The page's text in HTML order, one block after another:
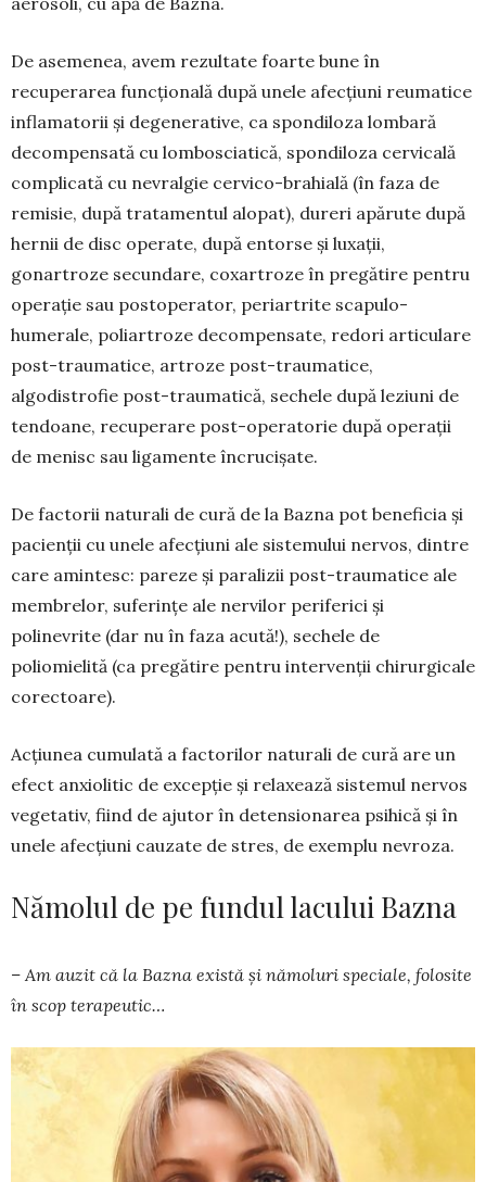
De asemenea, avem rezultate foarte bune în
recuperarea funcțională după unele afecțiuni reumatice
inflamatorii și degenerative, ca spondiloza lombară
decompensată cu lombosciatică, spon­diloza cervicală
complicată cu nevral­gie cervico-brahială (în faza de
remisie, după tratamentul alopat), dureri apărute după
hernii de disc operate, după en­torse și luxaţii,
gonartroze secundare, coxartroze în pregătire pentru
operație sau postoperator, periartrite scapulo-
humerale, poliartroze decompensate, redori articulare
post-traumatice, artroze post-traumatice,
algodistrofie post-traumatică, sechele după leziuni de
tendoane, recuperare post-ope­ratorie după operaţii
de menisc sau ligamente încrucişate.
De factorii naturali de cură de la Bazna pot be­neficia și
pacienții cu unele afecțiuni ale siste­mului nervos, dintre
care amintesc: pareze și pa­ra­lizii post-traumatice ale
membrelor, suferințe ale nervilor periferici și
polinevrite (dar nu în faza acută!), sechele de
poliomielită (ca pregătire pen­tru inter­venții chirurgicale
corectoare).
Acțiunea cumulată a factorilor naturali de cură are un
efect anxiolitic de excepție și relaxează sistemul nervos
vegetativ, fiind de ajutor în deten­sionarea psihică și în
unele afecțiuni cauzate de stres, de exemplu nevroza.
Nămolul de pe fundul lacului Bazna
– Am auzit că la Bazna există și nămoluri spe­ciale, folosite
în scop terapeutic…